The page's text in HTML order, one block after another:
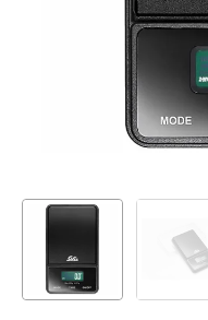
Telefoni,
Viedierīces
Sadzīves
Iebūvējamā
Mazā tehnika